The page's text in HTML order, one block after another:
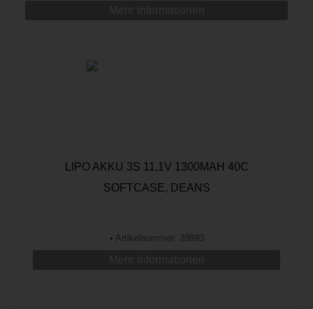
LIPO AKKU 3S 11,1V 1300MAH 40C
SOFTCASE, DEANS
• Artikelnummer: 28893